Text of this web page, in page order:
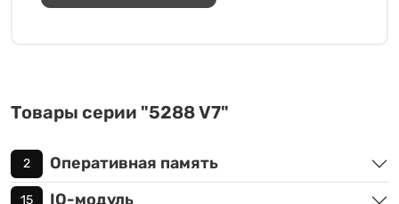
Товары серии "5288 V7"
2 Оперативная память
15